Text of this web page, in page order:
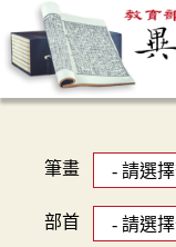
最新消息
筆畫
部首